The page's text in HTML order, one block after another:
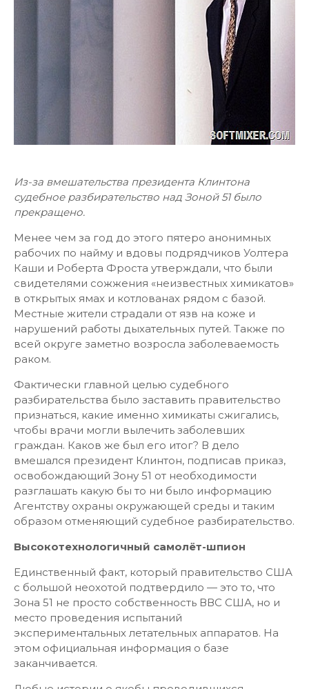
Из-за вмешательства президента Клинтона
судебное разбирательство над Зоной 51 было
прекращено.
Менее чем за год до этого пятеро анонимных
рабочих по найму и вдовы подрядчиков Уолтера
Каши и Роберта Фроста утверждали, что были
свидетелями сожжения «неизвестных химикатов»
в открытых ямах и котлованах рядом с базой.
Местные жители страдали от язв на коже и
нарушений работы дыхательных путей. Также по
всей округе заметно возросла заболеваемость
раком.
Фактически главной целью судебного
разбирательства было заставить правительство
признаться, какие именно химикаты сжигались,
чтобы врачи могли вылечить заболевших
граждан. Каков же был его итог? В дело
вмешался президент Клинтон, подписав приказ,
освобождающий Зону 51 от необходимости
разглашать какую бы то ни было информацию
Агентству охраны окружающей среды и таким
образом отменяющий судебное разбирательство.
Высокотехнологичный самолёт-шпион
Единственный факт, который правительство США
с большой неохотой подтвердило — это то, что
Зона 51 не просто собственность ВВС США, но и
место проведения испытаний
экспериментальных летательных аппаратов. На
этом официальная информация о базе
заканчивается.